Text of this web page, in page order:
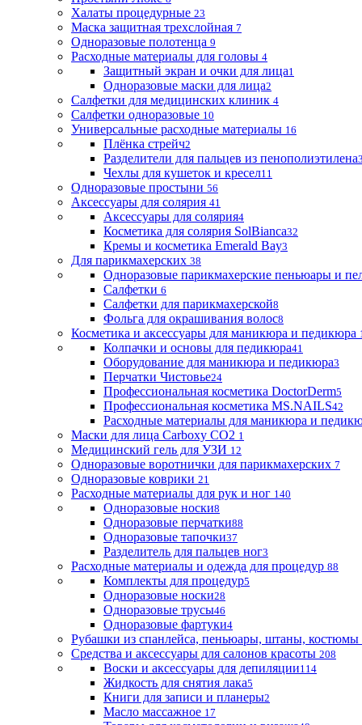
Халаты процедурные 23
Маска защитная трехслойная 7
Одноразовые полотенца 9
Расходные материалы для головы 4
Защитный экран и очки для лица1
Одноразовые маски для лица2
Салфетки для медицинских клиник 4
Салфетки одноразовые 10
Универсальные расходные материалы 16
Плёнка стрейч2
Разделители для пальцев из пенополиэтилена3
Чехлы для кушеток и кресел11
Одноразовые простыни 56
Аксессуары для солярия 41
Аксессуары для солярия4
Косметика для солярия SolBianca32
Кремы и косметика Emerald Bay3
Для парикмахерских 38
Одноразовые парикмахерские пеньюары и
Салфетки 6
Салфетки для парикмахерской8
Фольга для окрашивания волос8
Косметика и аксессуары для маникюра и педикюра
Колпачки и основы для педикюра41
Оборудование для маникюра и педикюра3
Перчатки Чистовье24
Профессиональная косметика DoctorDerm5
Профессиональная косметика MS.NAILS42
Расходные материалы для маникюра и
Маски для лица Carboxy CO2 1
Медицинский гель для УЗИ 12
Одноразовые воротнички для парикмахерских 7
Одноразовые коврики 21
Расходные материалы для рук и ног 140
Одноразовые носки8
Одноразовые перчатки88
Одноразовые тапочки37
Разделитель для пальцев ног3
Расходные материалы и одежда для процедур 88
Комплекты для процедур5
Одноразовые носки28
Одноразовые трусы46
Одноразовые фартуки4
Рубашки из спанлейса, пеньюары, штаны, костюмы
Средства и аксессуары для салонов красоты 208
Воски и аксессуары для депиляции114
Жидкость для снятия лака5
Книги для записи и планеры2
Масло массажное 17